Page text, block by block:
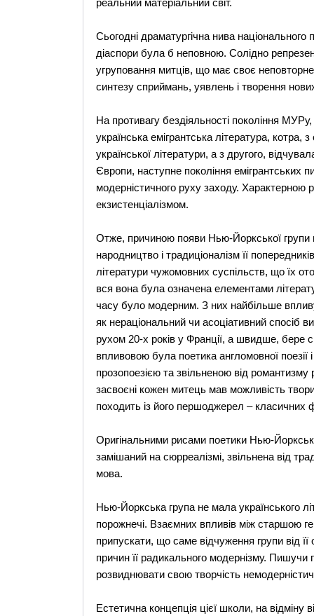
реальний матеріальний світ.
Сьогодні драматургічна нива
діаспори була б неповною. Солідно
угруповання митців, що має своє
синтезу сприймань, уявлень і творення
На противагу бездіяльності покоління
українська емігрантська література,
української літератури, а з другого,
Європи, наступне покоління емігрантських
модерністичного руху заходу. Характерною
екзистенціалізмом.
Отже, причиною появи Нью-Йоркської групи в
народництво і традиціоналізм її
літератури чужомовних суспільств, що їх
вся вона була означена елементами
часу було модерним. З них найбільше
як нераціональний чи асоціативний спосіб
рухом 20-х років у Франції, а швидше, бере
впливовою була поетика англомовної поезії
прозопоезією та звільненою від
засвоєні кожен митець мав можливість
походить із його першоджерел – класичних
Оригінальними рисами поетики Нью-
замішаний на сюрреалізмі, звільнена від
мова.
Нью-Йоркська група не мала українського
порожнечі. Взаємних впливів між старшою
припускати, що саме відчуження групи від
причин її радикального модернізму.
розвиднювати свою творчість
Естетична концепція цієї школи, на відміну